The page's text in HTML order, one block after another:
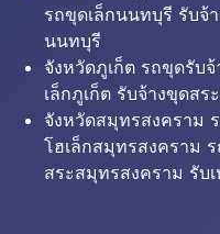
รถขุดเล็กนนทบุรี รับจ้
นนทบุรี
จังหวัดภูเก็ต รถขุดรับ
เล็กภูเก็ต รับจ้างขุดส
จังหวัดสมุทรสงคราม
โฮเล็กสมุทรสงคราม
สระสมุทรสงคราม รับ